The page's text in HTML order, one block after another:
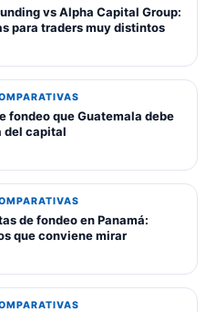
vs Alpha Capital Group:
para traders muy distintos
fondeo que Guatemala debe
del capital
de fondeo en Panamá:
que conviene mirar